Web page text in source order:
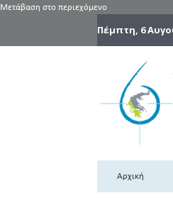
Μετάβαση στο περιεχόμενο
Πέμπτη, 6
Αρχική